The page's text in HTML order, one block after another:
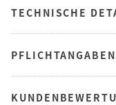
TECHNISCHE
PFLICHTANGABEN